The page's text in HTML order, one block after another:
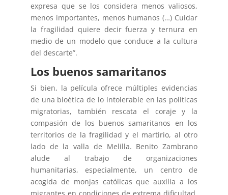
expresa que se los considera menos valiosos,
menos importantes, menos humanos (…) Cuidar
la fragilidad quiere decir fuerza y ternura en
medio de un modelo que conduce a la cultura
del descarte”.
Los buenos samaritanos
Si bien, la película ofrece múltiples evidencias
de una bioética de lo intolerable en las políticas
migratorias, también rescata el coraje y la
compasión de los buenos samaritanos en los
territorios de la fragilidad y el martirio, al otro
lado de la valla de Melilla. Benito Zambrano
alude al trabajo de organizaciones
humanitarias, especialmente, un centro de
acogida de monjas católicas que auxilia a los